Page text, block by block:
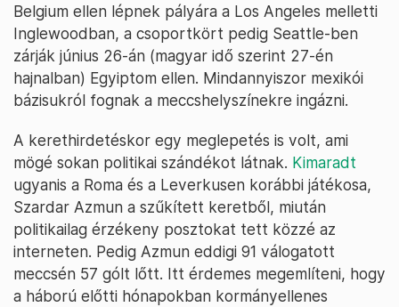
Belgium ellen lépnek pályára a Los Angeles melletti
Inglewoodban, a csoportkört pedig Seattle-ben
zárják június 26-án (magyar idő szerint 27-én
hajnalban) Egyiptom ellen. Mindannyiszor mexikói
bázisukról fognak a meccshelyszínekre ingázni.
A kerethirdetéskor egy meglepetés is volt, ami
mögé sokan politikai szándékot látnak. Kimaradt
ugyanis a Roma és a Leverkusen korábbi játékosa,
Szardar Azmun a szűkített keretből, miután
politikailag érzékeny posztokat tett közzé az
interneten. Pedig Azmun eddigi 91 válogatott
meccsén 57 gólt lőtt. Itt érdemes megemlíteni, hogy
a háború előtti hónapokban kormányellenes